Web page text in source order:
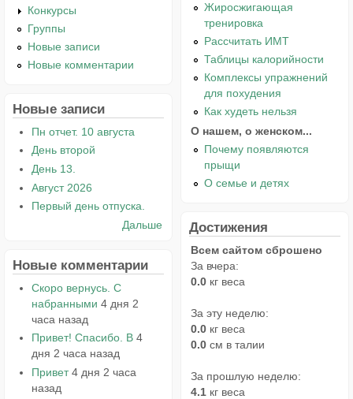
Конкурсы
Группы
Новые записи
Новые комментарии
Новые записи
Пн отчет. 10 августа
День второй
День 13.
Август 2026
Первый день отпуска.
Дальше
Новые комментарии
Скоро вернусь. С
набранными 4 дня 2
часа назад
Привет! Спасибо. В 4
дня 2 часа назад
Привет 4 дня 2 часа
назад
Жиросжигающая
тренировка
Рассчитать ИМТ
Таблицы калорийности
Комплексы упражнений
для похудения
Как худеть нельзя
О нашем, о женском...
Почему появляются
прыщи
О семье и детях
Достижения
Всем сайтом сброшено
За вчера:
0.0 кг веса
За эту неделю:
0.0 кг веса
0.0 см в талии
За прошлую неделю:
4.1 кг веса